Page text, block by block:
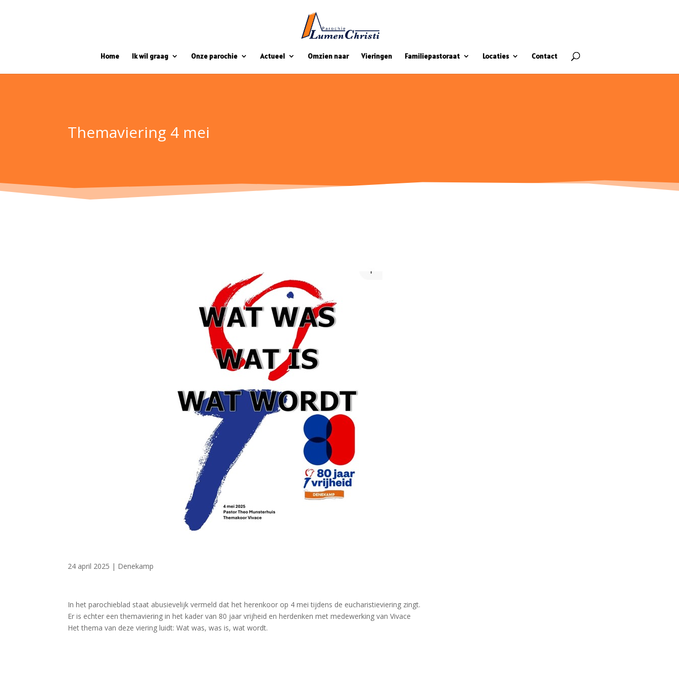
Home Ik wil graag Onze parochie Actueel Omzien naar Vieringen Familiepastoraat Locaties Contact
Themaviering 4 mei
24 april 2025 | Denekamp
In het parochieblad staat abusievelijk vermeld dat het herenkoor op 4 mei tijdens de eucharistieviering zingt.
Er is echter een themaviering in het kader van 80 jaar vrijheid en herdenken met medewerking van Vivace
Het thema van deze viering luidt: Wat was, was is, wat wordt.